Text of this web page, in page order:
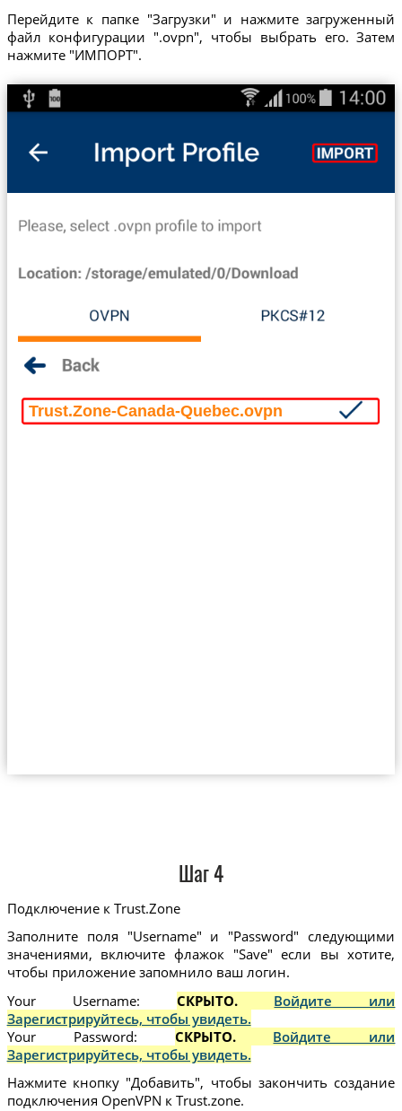
Перейдите к папке "Загрузки" и нажмите загруженный
файл конфигурации ".ovpn", чтобы выбрать его. Затем
нажмите "ИМПОРТ".
Trust.Zone-Canada-Quebec.ovpn
Шаг 4
Подключение к Trust.Zone
Заполните поля "Username" и "Password" следующими
значениями, включите флажок "Save" если вы хотите,
чтобы приложение запомнило ваш логин.
Your Username: СКРЫТО. Войдите или
Зарегистрируйтесь, чтобы увидеть.
Your Password: СКРЫТО. Войдите или
Зарегистрируйтесь, чтобы увидеть.
Нажмите кнопку "Добавить", чтобы закончить создание
подключения OpenVPN к Trust.zone.